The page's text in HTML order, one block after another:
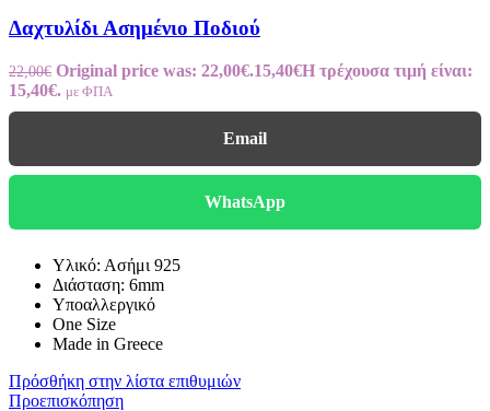
Δαχτυλίδι Ασημένιο Ποδιού
22,00€ Original price was: 22,00€.15,40€Η τρέχουσα τιμή είναι:
15,40€. με ΦΠΑ
Email
WhatsApp
Υλικό: Ασήμι 925
Διάσταση: 6mm
Υποαλλεργικό
One Size
Made in Greece
Πρόσθήκη στην λίστα επιθυμιών
Προεπισκόπηση